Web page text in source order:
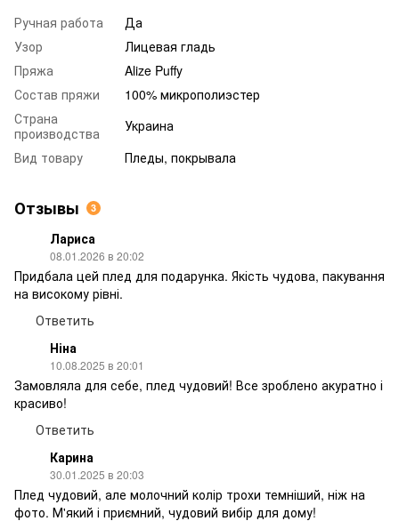
Ручная работа
Да
Узор
Лицевая гладь
Пряжа
Alize Puffy
Состав пряжи
100% микрополиэстер
Страна
производства
Украина
Вид товару
Пледы, покрывала
Отзывы 3
Лариса
08.01.2026 в 20:02
Придбала цей плед для подарунка. Якість чудова, пакування
на високому рівні.
Ответить
Ніна
10.08.2025 в 20:01
Замовляла для себе, плед чудовий! Все зроблено акуратно і
красиво!
Ответить
Карина
30.01.2025 в 20:03
Плед чудовий, але молочний колір трохи темніший, ніж на
фото. М'який і приємний, чудовий вибір для дому!